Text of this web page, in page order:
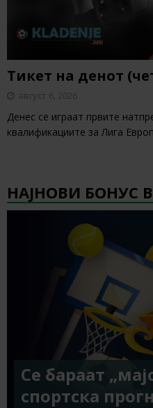
Тикет на денот
август 6, 2026
Денес се играат првите
квалификациите за Лига
НАЈНОВИ БОНУС
Се бараат
спортска